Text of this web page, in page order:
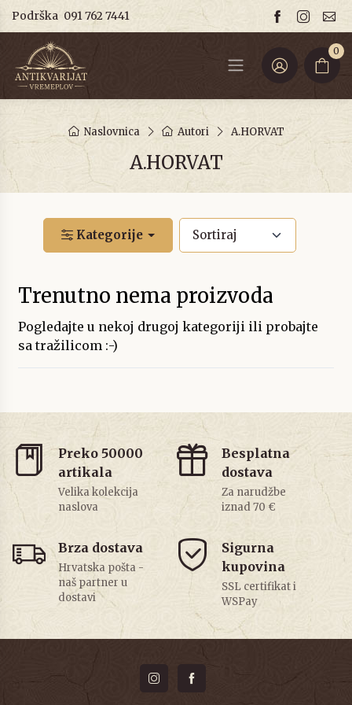
Podrška 091 762 7441
0
Naslovnica Autori A.HORVAT
A.HORVAT
Kategorije
Trenutno nema proizvoda
Pogledajte u nekoj drugoj kategoriji ili probajte
sa tražilicom :-)
Preko 50000
artikala
Velika kolekcija
naslova
Besplatna
dostava
Za narudžbe
iznad 70 €
Brza dostava
Hrvatska pošta -
naš partner u
dostavi
Sigurna
kupovina
SSL certifikat i
WSPay